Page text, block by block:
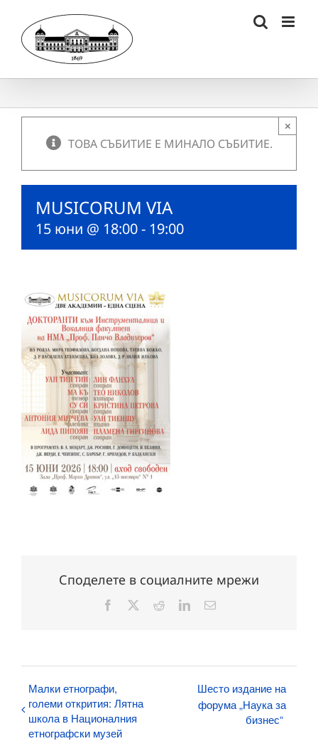
content
ТОВА СЪБИТИЕ Е МИНАЛО СЪБИТИЕ.
×
MUSICORUM VIA
15 юни @ 18:00- 19:00
Споделете в социалните мрежи
Facebook RedditLinkedInЕлектронна
Малки етнографи,
големи открития: Лятна
школа в Националния
етнографски музей
Шесто издание на
форума „Наука за
бизнес“